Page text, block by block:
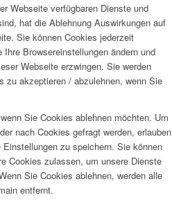
Webseite verfügbaren Dienste und
hat die Ablehnung Auswirkungen auf
Sie können Cookies jederzeit
Browsereinstellungen ändern und
Webseite erzwingen. Sie werden
zu akzeptieren / abzulehnen, wenn Sie
Sie Cookies ablehnen möchten. Um
nach Cookies gefragt werden, erlauben
zu speichern. Sie können
Cookies zulassen, um unsere Dienste
Sie Cookies ablehnen, werden alle
entfernt.